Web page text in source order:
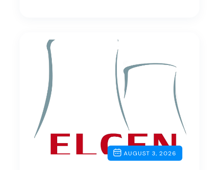
AUGUST 3, 2026